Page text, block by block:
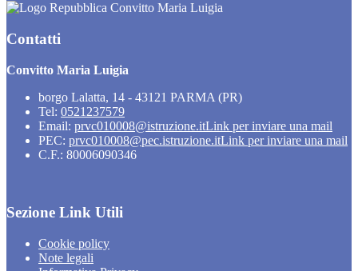
Convitto Maria Luigia
Contatti
Convitto Maria Luigia
borgo Lalatta, 14 - 43121 PARMA (PR)
Tel: 0521237579
Email: prvc010008@istruzione.itLink per inviare una mail
PEC: prvc010008@pec.istruzione.itLink per inviare una mail
C.F.: 80006090346
Sezione Link Utili
Cookie policy
Note legali